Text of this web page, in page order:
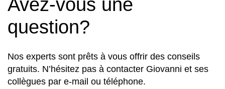
Avez-vous une
question?
Nos experts sont prêts à vous offrir des conseils
gratuits. N’hésitez pas à contacter Giovanni et ses
collègues par e-mail ou téléphone.